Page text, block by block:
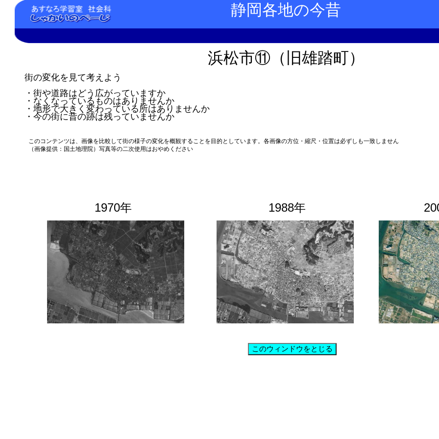
1970年
静岡各地の今昔
浜松市⑪（旧雄踏町）
街の変化を見て考えよう
・街や道路はどう広がっていますか
・なくなっているものはありませんか
・地形で大きく変わっている所はありませんか
・今の街に昔の跡は残っていませんか
このコンテンツは、画像を比較して街の様子の変化を概観することを目的としています。各画像の方位・縮尺・位置は必ずしも一致しません
（画像提供：国土地理院）写真等の二次使用はおやめください
1988年